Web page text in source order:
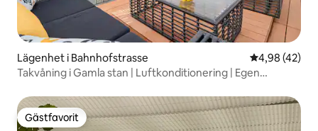
Lägenhet i Bahnhofstrasse 4,98 av 5 i
4,98 (42)
Takvåning i Gamla stan | Luftkonditionering | Egen
Gästfavorit
Gästfavorit